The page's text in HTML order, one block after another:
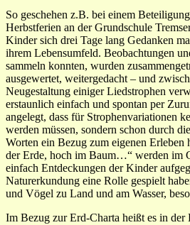
So geschehen z.B. bei einem
Herbstferien an der Grundschule
Kinder sich drei Tage lang Gedanken
ihrem Lebensumfeld. Beobachtungen
sammeln konnten, wurden
ausgewertet, weitergedacht – und
Neugestaltung einiger Liedstrophen
erstaunlich einfach und spontan per
angelegt, dass für Strophenvariationen
werden müssen, sondern schon durch
Worten ein Bezug zum eigenen Erleben
der Erde, hoch im Baum…“ werden im
einfach Entdeckungen der Kinder
Naturerkundung eine Rolle gespielt
und Vögel zu Land und am Wasser,
Im Bezug zur Erd-Charta heißt es in